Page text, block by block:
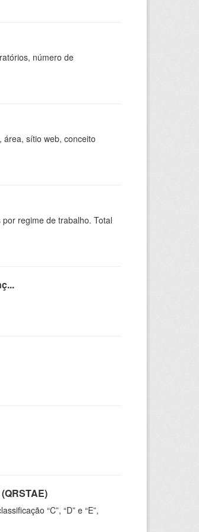
número de
sítio web, conceito
regime de trabalho. Total
“C”, “D” e “E”,